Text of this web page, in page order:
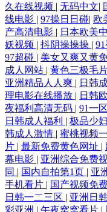
久在线视频 | 无码中文|
线电影 | 97操日日碰| 欧
产高清电影 | 日本欧美
妖视频 | 抖阴操操操 |
97超碰 | 美女又爽又黄
成人网站 | 黄色三极毛
亚洲精品人人爽 | 日韩
理电影在线播放 | 日韩
夜福利高清无码 | 91一
日韩成人福利 | 极品少
韩成人激情 | 蜜桃视频
片 | 最新免费黄色网址 |
幕电影 | 亚洲综合免费
同 | 国内自拍第1页 | 亚
手机看片 | 国产视频免
日韩一二三区 | 亚洲日